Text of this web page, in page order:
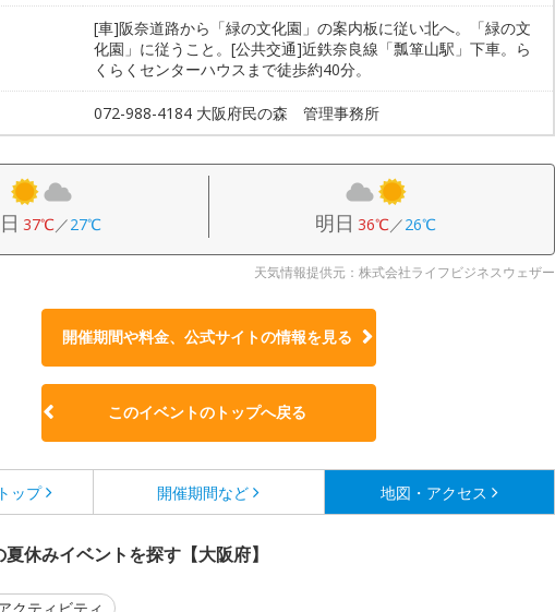
[車]阪奈道路から「緑の文化園」の案内板に従い北へ。「緑の文
化園」に従うこと。[公共交通]近鉄奈良線「瓢箪山駅」下車。ら
くらくセンターハウスまで徒歩約40分。
072-988-4184 大阪府民の森 管理事務所
37℃／27℃ 明日 36℃／26℃
天気情報提供元：株式会社ライフビジネスウェザー
開催期間や料金、公式サイトの情報を見る
このイベントのトップへ戻る
トップ 開催期間など 地図・アクセス
休みイベントを探す【大阪府】